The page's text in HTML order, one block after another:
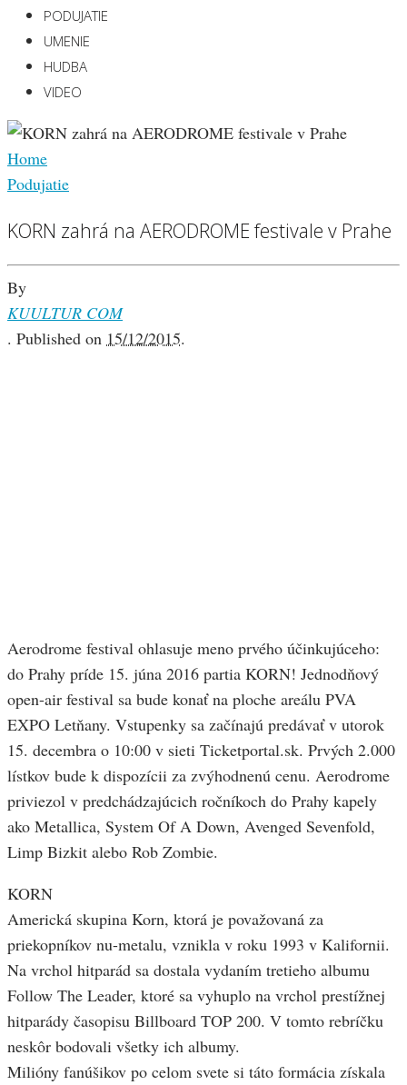
PODUJATIE
UMENIE
HUDBA
VIDEO
Home
Podujatie
KORN zahrá na AERODROME festivale v Prahe
By
KUULTUR COM
. Published on 15/12/2015.
Aerodrome festival ohlasuje meno prvého účinkujúceho:
do Prahy príde 15. júna 2016 partia KORN! Jednodňový
open-air festival sa bude konať na ploche areálu PVA
EXPO Letňany. Vstupenky sa začínajú predávať v utorok
15. decembra o 10:00 v sieti Ticketportal.sk. Prvých 2.000
lístkov bude k dispozícii za zvýhodnenú cenu. Aerodrome
priviezol v predchádzajúcich ročníkoch do Prahy kapely
ako Metallica, System Of A Down, Avenged Sevenfold,
Limp Bizkit alebo Rob Zombie.
KORN
Americká skupina Korn, ktorá je považovaná za
priekopníkov nu-metalu, vznikla v roku 1993 v Kalifornii.
Na vrchol hitparád sa dostala vydaním tretieho albumu
Follow The Leader, ktoré sa vyhuplo na vrchol prestížnej
hitparády časopisu Billboard TOP 200. V tomto rebríčku
neskôr bodovali všetky ich albumy.
Milióny fanúšikov po celom svete si táto formácia získala